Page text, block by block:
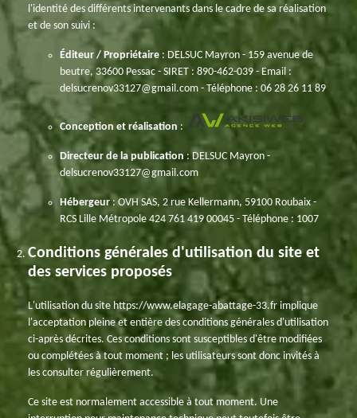
l'identité des différents intervenants dans le cadre de sa réalisation
et de son suivi :
Éditeur / Propriétaire : DELSUC Mayron - 159 avenue de
beutre, 33600 Pessac - SIRET : 890-462-039 - Email :
delsucrenov33127@gmail.com - Téléphone : 06 28 26 11 89
Conception et réalisation :
Directeur de la publication : DELSUC Mayron -
delsucrenov33127@gmail.com
Hébergeur: OVH SAS, 2 rue Kellermann, 59100 Roubaix -
RCS Lille Métropole 424 761 419 00045 - Téléphone : 1007
Conditions générales d'utilisation du site et
des services proposés
L'utilisation du site https://www.elagage-abattage-33.fr implique
l'acceptation pleine et entière des conditions générales d'utilisation
ci-après décrites. Ces conditions sont susceptibles d'être modifiées
ou complétées à tout moment ; les utilisateurs sont donc invités à
les consulter régulièrement.
Ce site est normalement accessible à tout moment. Une